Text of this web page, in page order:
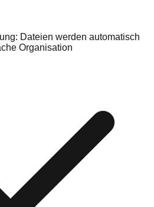
Dateien werden automatisch
Organisation